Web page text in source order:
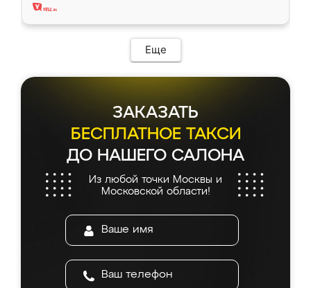
Еще
ЗАКАЗАТЬ
БЕСПЛАТНОЕ ТАКСИ
ДО НАШЕГО САЛОНА
Из любой точки Москвы и
Московской области!